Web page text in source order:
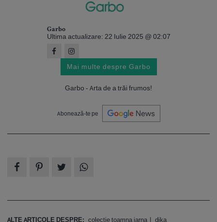
Garbo
Ultima actualizare: 22 Iulie 2025 @ 02:07
Mai multe despre Garbo
Garbo - Arta de a trăi frumos!
Abonează-te pe
ALTE ARTICOLE DESPRE: colectie toamna iarna dika